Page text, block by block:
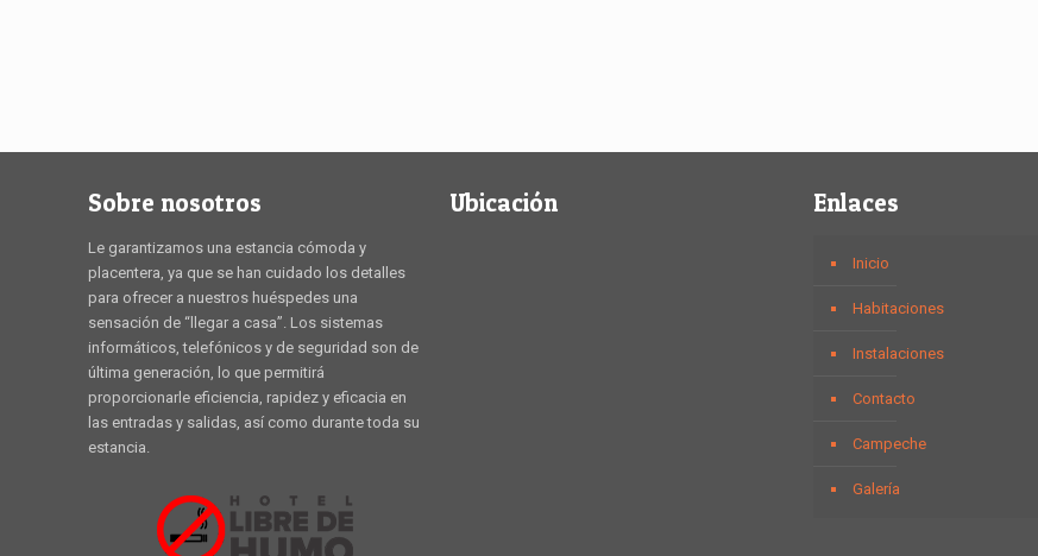
Sobre nosotros
Le garantizamos una estancia cómoda y
placentera, ya que se han cuidado los detalles
para ofrecer a nuestros huéspedes una
sensación de “llegar a casa”. Los sistemas
informáticos, telefónicos y de seguridad son de
última generación, lo que permitirá
proporcionarle eficiencia, rapidez y eficacia en
las entradas y salidas, así como durante toda su
estancia.
Ubicación Enlaces
Inicio
Habitaciones
Instalaciones
Contacto
Campeche
Galería